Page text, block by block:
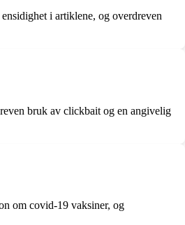
i artiklene, og overdreven
bruk av clickbait og en angivelig
om covid-19 vaksiner, og